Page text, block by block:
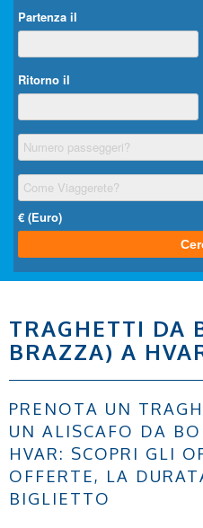
TRAGHETTI DA
BRAZZA) A
PRENOTA UN
UN ALISCAFO DA
HVAR: SCOPRI GLI
OFFERTE, LA
BIGLIETTO